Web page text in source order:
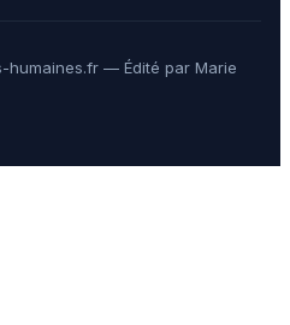
— Édité par Marie